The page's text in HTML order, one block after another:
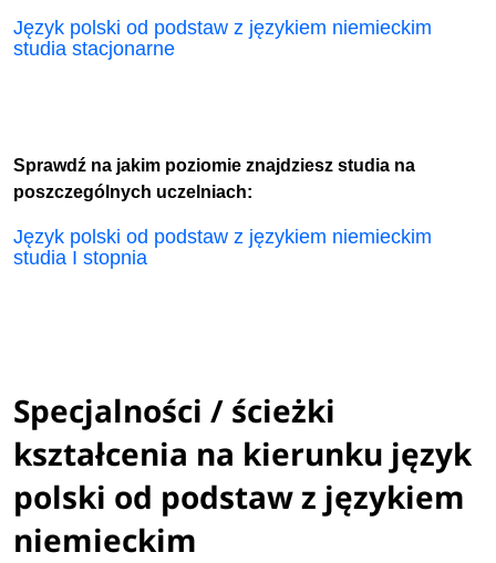
Język polski od podstaw z językiem niemieckim
studia stacjonarne
Sprawdź na jakim poziomie znajdziesz studia na
poszczególnych uczelniach:
Język polski od podstaw z językiem niemieckim
studia I stopnia
Specjalności / ścieżki
kształcenia na kierunku język
polski od podstaw z językiem
niemieckim